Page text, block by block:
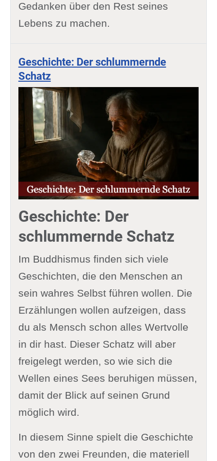
Gedanken über den Rest seines
Lebens zu machen.
Geschichte: Der schlummernde
Schatz
Geschichte: Der
schlummernde Schatz
Im Buddhismus finden sich viele
Geschichten, die den Menschen an
sein wahres Selbst führen wollen. Die
Erzählungen wollen aufzeigen, dass
du als Mensch schon alles Wertvolle
in dir hast. Dieser Schatz will aber
freigelegt werden, so wie sich die
Wellen eines Sees beruhigen müssen,
damit der Blick auf seinen Grund
möglich wird.
In diesem Sinne spielt die Geschichte
von den zwei Freunden, die materiell